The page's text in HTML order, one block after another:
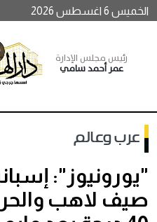
الخميس 6 اغسطس 2026
رئيس مجلس الإدارة
عمر أحمد سامي
عرب وعالم
"يورونيوز":
صيف لاهب